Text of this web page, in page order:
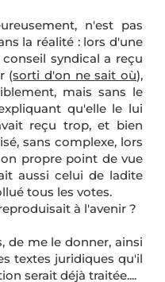
n'est pas
la réalité : lors d'une
syndical a reçu
(sorti d'on ne sait où),
mais sans le
qu'elle le lui
reçu trop, et bien
sans complexe, lors
propre point de vue
aussi celui de ladite
tous les votes.
à l'avenir ?
de me le donner, ainsi
textes juridiques qu'il
serait déjà traitée....